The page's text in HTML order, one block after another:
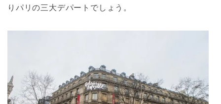
りパリの三大デパートでしょう。